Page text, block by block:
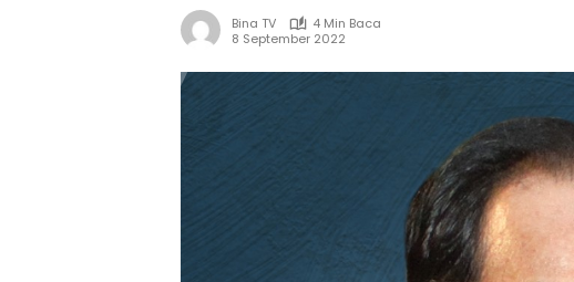
Bina TV
4 Min Baca
8 September 2022